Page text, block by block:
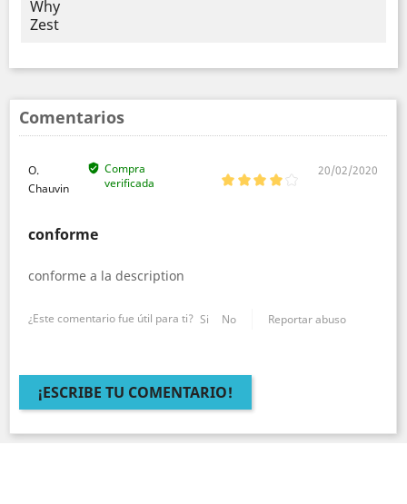
Why
Zest
Comentarios
O.
Chauvin
Compra
verificada
20/02/2020
conforme
conforme a la description
¿Este comentario fue útil para ti? Si No Reportar abuso
¡ESCRIBE TU COMENTARIO!